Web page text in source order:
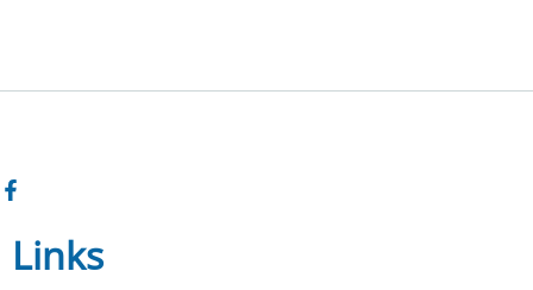
Links